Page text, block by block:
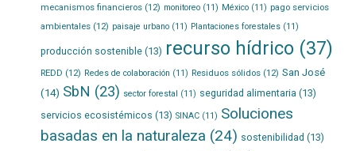
mecanismos financieros(12) monitoreo(11) México(11) pago servicios
ambientales(12) paisaje urbano(11) Plantaciones forestales(11)
producción sostenible(13) recurso hídrico(37)
REDD (12) Redes de colaboración (11) Residuos sólidos(12) San José
(14) SbN (23) sector forestal (11) seguridad alimentaria (13)
servicios ecosistémicos (13) SINAC(11) Soluciones
basadas en la naturaleza (24) sostenibilidad (13)